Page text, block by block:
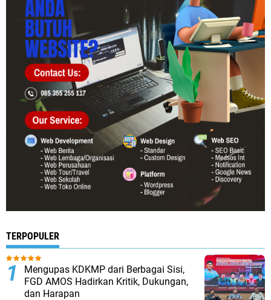
TERPOPULER
Mengupas KDKMP dari Berbagai Sisi,
FGD AMOS Hadirkan Kritik, Dukungan,
dan Harapan